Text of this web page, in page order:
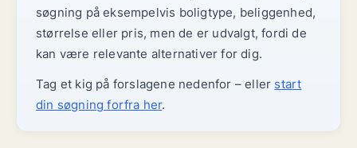
søgning på eksempelvis boligtype, beliggenhed,
størrelse eller pris, men de er udvalgt, fordi de
kan være relevante alternativer for dig.
Tag et kig på forslagene nedenfor – eller start
din søgning forfra her.